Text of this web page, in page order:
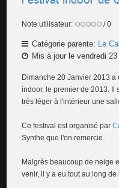
Note utilisateur: / 0
Catégorie parente: Le
Mis à jour le vendredi
Dimanche 20 Janvier 2013 a
indoor, le premier de 2013. Il
très léger à l'intérieur une
Ce festival est organisé par
Synthe que l'on remercie.
Malgrès beaucoup de neige
venir, il y a eu tout au long